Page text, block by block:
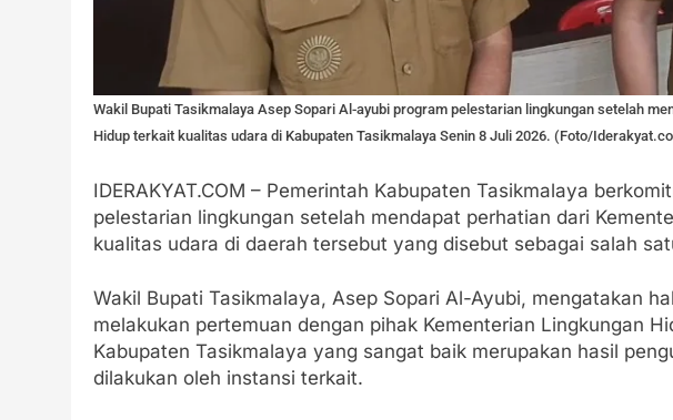
Wakil Bupati Tasikmalaya Asep Sopari Al-ayubi program pelestarian lingkungan setelah
Hidup terkait kualitas udara di Kabupaten Tasikmalaya Senin 8 Juli 2026. (Foto/
IDERAKYAT.COM – Pemerintah Kabupaten Tasikmalaya
pelestarian lingkungan setelah mendapat perhatian dari
kualitas udara di daerah tersebut yang disebut sebagai salah
Wakil Bupati Tasikmalaya, Asep Sopari Al-Ayubi, mengatakan
melakukan pertemuan dengan pihak Kementerian Lingkungan
Kabupaten Tasikmalaya yang sangat baik merupakan hasil
dilakukan oleh instansi terkait.